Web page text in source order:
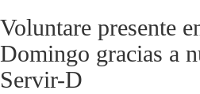
Voluntare presente
Domingo gracias a
Servir-D